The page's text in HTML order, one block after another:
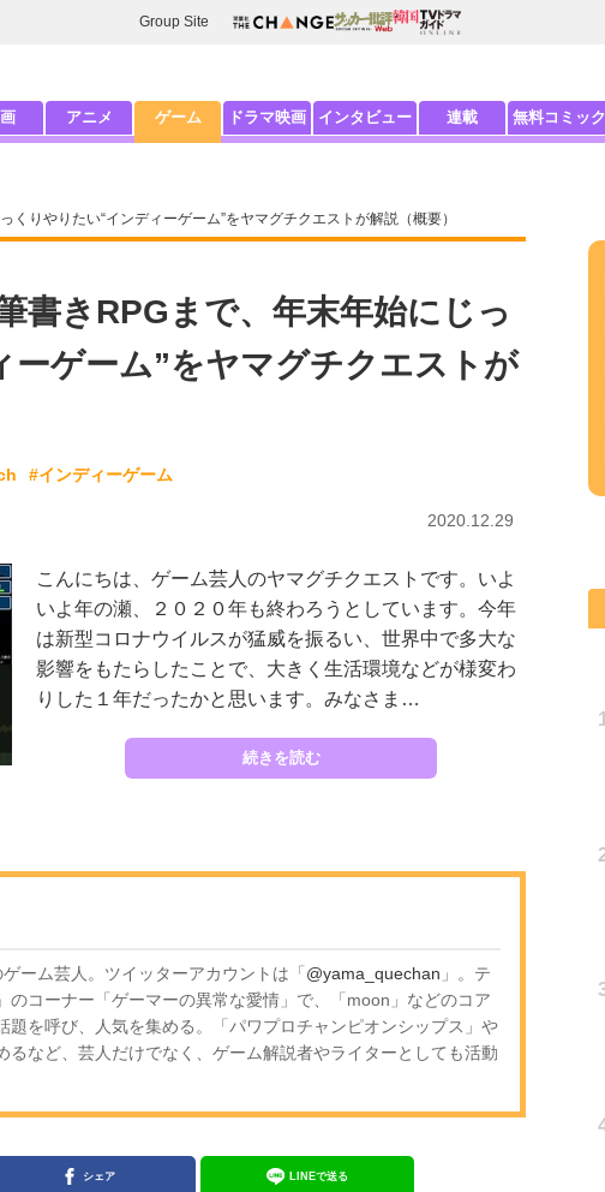
Group Site
アニメ ゲーム ドラマ映画 インタビュー 連載 無料コミック
りやりたい“インディーゲーム”をヤマグチクエストが解説（概要）
書きRPGまで、年末年始にじっ
ーゲーム”をヤマグチクエストが
#インディーゲーム
2020.12.29
こんにちは、ゲーム芸人のヤマグチクエストです。いよ
いよ年の瀬、２０２０年も終わろうとしています。今年
は新型コロナウイルスが猛威を振るい、世界中で多大な
影響をもたらしたことで、大きく生活環境などが様変わ
りした１年だったかと思います。みなさま…
続きを読む
ーム芸人。ツイッターアカウントは「@yama_quechan 」。テ
のコーナー「ゲーマーの異常な愛情」で、「moon」などのコア
題を呼び、人気を集める。「パワプロチャンピオンシップス」や
るなど、芸人だけでなく、ゲーム解説者やライターとしても活動
シェア LINEで送る